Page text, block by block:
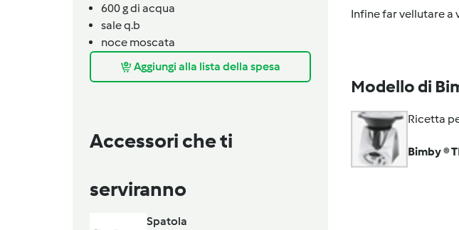
600gdi acqua
sale q.b
noce moscata
Aggiungi alla lista della spesa
Accessori che ti
serviranno
Spatola
Infine far vellutare a
Modello di
Ricetta
Bimby ®